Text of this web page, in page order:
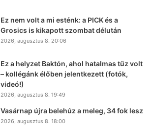
Ez nem volt a mi esténk: a PICK és a
Grosics is kikapott szombat délután
2026, augusztus 8. 20:06
Ez a helyzet Baktón, ahol hatalmas tűz volt
– kollégánk élőben jelentkezett (fotók,
videó!)
2026, augusztus 8. 19:49
Vasárnap újra belehúz a meleg, 34 fok lesz
2026, augusztus 8. 18:00